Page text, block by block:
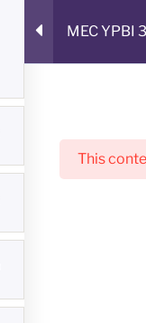
Student Form
MEC YPBI
This